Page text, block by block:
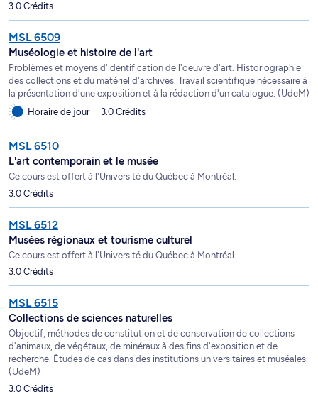
3.0 Crédits
MSL 6509
Muséologie et histoire de l'art
Problèmes et moyens d'identification de l'oeuvre d'art. Historiographie
des collections et du matériel d'archives. Travail scientifique nécessaire à
la présentation d'une exposition et à la rédaction d'un catalogue. (UdeM)
Horaire de jour
3.0 Crédits
MSL 6510
L'art contemporain et le musée
Ce cours est offert à l'Université du Québec à Montréal.
3.0 Crédits
MSL 6512
Musées régionaux et tourisme culturel
Ce cours est offert à l'Université du Québec à Montréal.
3.0 Crédits
MSL 6515
Collections de sciences naturelles
Objectif, méthodes de constitution et de conservation de collections
d'animaux, de végétaux, de minéraux à des fins d'exposition et de
recherche. Études de cas dans des institutions universitaires et muséales.
(UdeM)
3.0 Crédits